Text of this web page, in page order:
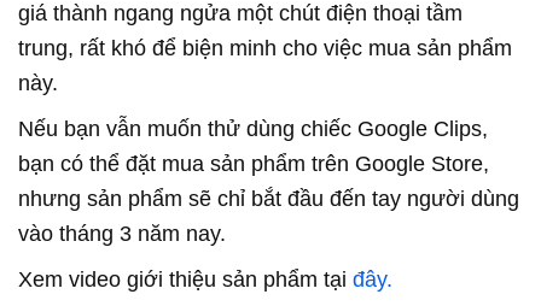
giá thành ngang ngửa một chút điện thoại tầm
trung, rất khó để biện minh cho việc mua sản phẩm
này.
Nếu bạn vẫn muốn thử dùng chiếc Google Clips,
bạn có thể đặt mua sản phẩm trên Google Store,
nhưng sản phẩm sẽ chỉ bắt đầu đến tay người dùng
vào tháng 3 năm nay.
Xem video giới thiệu sản phẩm tại đây.